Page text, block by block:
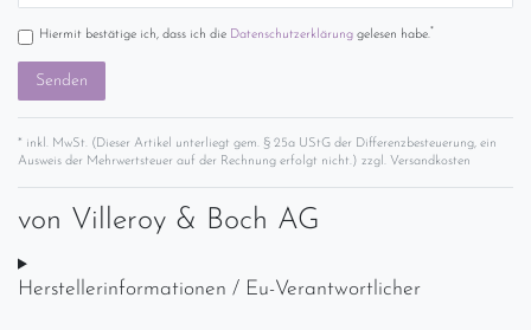
Hiermit bestätige ich, dass ich die Daten­schutz­erklärunggelesen habe.*
Senden
* inkl. MwSt. (Dieser Artikel unterliegt gem. § 25a UStG der Differenzbesteuerung, ein
Ausweis der Mehrwertsteuer auf der Rechnung erfolgt nicht.) zzgl. Versandkosten
von Villeroy & Boch AG
Herstellerinformationen / Eu-Verantwortlicher